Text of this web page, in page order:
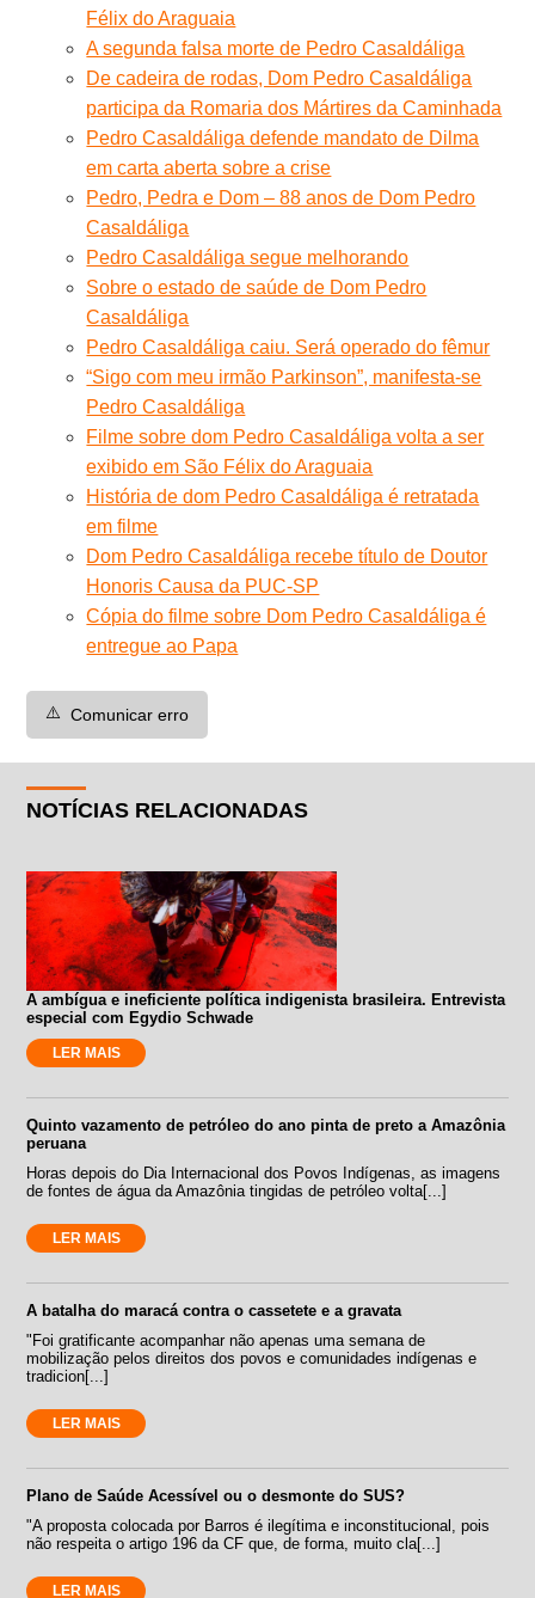
Félix do Araguaia
A segunda falsa morte de Pedro Casaldáliga
De cadeira de rodas, Dom Pedro Casaldáliga
participa da Romaria dos Mártires da Caminhada
Pedro Casaldáliga defende mandato de Dilma
em carta aberta sobre a crise
Pedro, Pedra e Dom – 88 anos de Dom Pedro
Casaldáliga
Pedro Casaldáliga segue melhorando
Sobre o estado de saúde de Dom Pedro
Casaldáliga
Pedro Casaldáliga caiu. Será operado do fêmur
“Sigo com meu irmão Parkinson”, manifesta-se
Pedro Casaldáliga
Filme sobre dom Pedro Casaldáliga volta a ser
exibido em São Félix do Araguaia
História de dom Pedro Casaldáliga é retratada
em filme
Dom Pedro Casaldáliga recebe título de Doutor
Honoris Causa da PUC-SP
Cópia do filme sobre Dom Pedro Casaldáliga é
entregue ao Papa
⚠️ Comunicar erro
NOTÍCIAS RELACIONADAS
A ambígua e ineficiente política indigenista brasileira. Entrevista
especial com Egydio Schwade
LER MAIS
Quinto vazamento de petróleo do ano pinta de preto a Amazônia
peruana
Horas depois do Dia Internacional dos Povos Indígenas, as imagens
de fontes de água da Amazônia tingidas de petróleo volta[...]
LER MAIS
A batalha do maracá contra o cassetete e a gravata
"Foi gratificante acompanhar não apenas uma semana de
mobilização pelos direitos dos povos e comunidades indígenas e
tradicion[...]
LER MAIS
Plano de Saúde Acessível ou o desmonte do SUS?
"A proposta colocada por Barros é ilegítima e inconstitucional, pois
não respeita o artigo 196 da CF que, de forma, muito cla[...]
LER MAIS